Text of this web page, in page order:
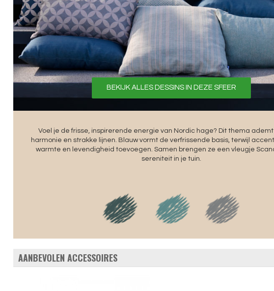
BEKIJK ALLES DESSINS IN DEZE SFEER
Voel je de frisse, inspirerende energie van Nordic hage? Dit thema
harmonie en strakke lijnen. Blauw vormt de verfrissende basis, terwijl
warmte en levendigheid toevoegen. Samen brengen ze een vleugje
sereniteit in je tuin.
AANBEVOLEN ACCESSOIRES